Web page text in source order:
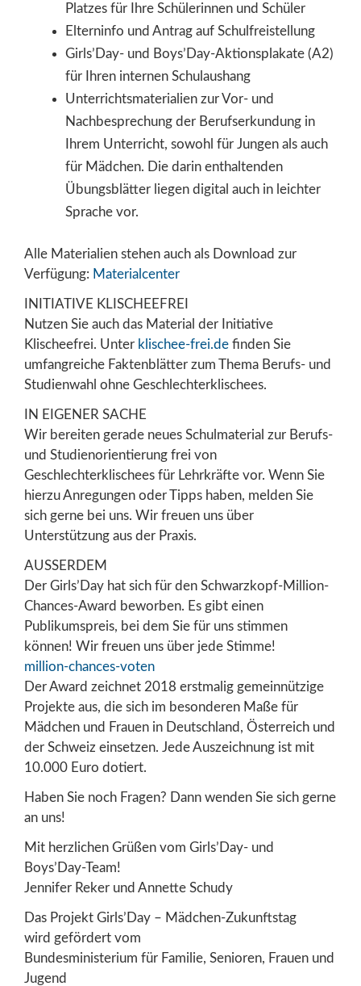
Platzes für Ihre Schülerinnen und Schüler
Elterninfo und Antrag auf Schulfreistellung
Girls’Day- und Boys’Day-Aktionsplakate (A2)
für Ihren internen Schulaushang
Unterrichtsmaterialien zur Vor- und
Nachbesprechung der Berufserkundung in
Ihrem Unterricht, sowohl für Jungen als auch
für Mädchen. Die darin enthaltenden
Übungsblätter liegen digital auch in leichter
Sprache vor.
Alle Materialien stehen auch als Download zur
Verfügung: Materialcenter
INITIATIVE KLISCHEEFREI
Nutzen Sie auch das Material der Initiative
Klischeefrei. Unter klischee-frei.de finden Sie
umfangreiche Faktenblätter zum Thema Berufs- und
Studienwahl ohne Geschlechterklischees.
IN EIGENER SACHE
Wir bereiten gerade neues Schulmaterial zur Berufs-
und Studienorientierung frei von
Geschlechterklischees für Lehrkräfte vor. Wenn Sie
hierzu Anregungen oder Tipps haben, melden Sie
sich gerne bei uns. Wir freuen uns über
Unterstützung aus der Praxis.
AUSSERDEM
Der Girls’Day hat sich für den Schwarzkopf-Million-
Chances-Award beworben. Es gibt einen
Publikumspreis, bei dem Sie für uns stimmen
können! Wir freuen uns über jede Stimme!
million-chances-voten
Der Award zeichnet 2018 erstmalig gemeinnützige
Projekte aus, die sich im besonderen Maße für
Mädchen und Frauen in Deutschland, Österreich und
der Schweiz einsetzen. Jede Auszeichnung ist mit
10.000 Euro dotiert.
Haben Sie noch Fragen? Dann wenden Sie sich gerne
an uns!
Mit herzlichen Grüßen vom Girls’Day- und
Boys’Day-Team!
Jennifer Reker und Annette Schudy
Das Projekt Girls’Day – Mädchen-Zukunftstag
wird gefördert vom
Bundesministerium für Familie, Senioren, Frauen und
Jugend